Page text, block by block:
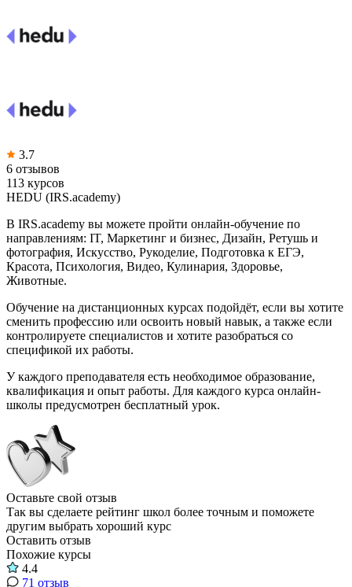
3.7
6 отзывов
113 курсов
HEDU (IRS.academy)
В IRS.academy вы можете пройти онлайн-обучение по
направлениям: IT, Маркетинг и бизнес, Дизайн, Ретушь и
фотография, Искусство, Рукоделие, Подготовка к ЕГЭ,
Красота, Психология, Видео, Кулинария, Здоровье,
Животные.
Обучение на дистанционных курсах подойдёт, если вы хотите
сменить профессию или освоить новый навык, а также если
контролируете специалистов и хотите разобраться со
спецификой их работы.
У каждого преподавателя есть необходимое образование,
квалификация и опыт работы. Для каждого курса онлайн-
школы предусмотрен бесплатный урок.
Оставьте свой отзыв
Так вы сделаете рейтинг школ более точным и поможете
другим выбрать хороший курс
Оставить отзыв
Похожие курсы
4.4
71 отзыв